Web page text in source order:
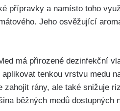
přípravky a‌ namísto toho
Jeho osvěžující
má přirozené⁢ dezinfekční
tenkou vrstvu medu
⁢rány, ale také snižuje
běžných medů dostupných